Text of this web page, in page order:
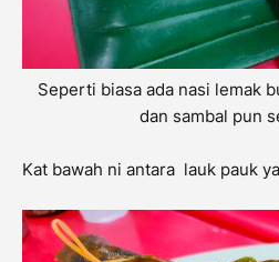
Seperti biasa ada nasi lemak
dan sambal pun
Kat bawah ni antara lauk pauk